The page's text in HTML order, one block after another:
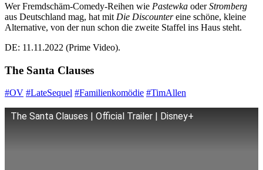
Wer Fremdschäm-Comedy-Reihen wie Pastewka oderStromberg
aus Deutschland mag, hat mit Die Discountereine schöne, kleine
Alternative, von der nun schon die zweite Staffel ins Haus steht.
DE: 11.11.2022 (Prime Video).
The Santa Clauses
#OV #LateSequel #Familienkomödie #TimAllen
The Santa Clauses | Official Trailer | Disney+